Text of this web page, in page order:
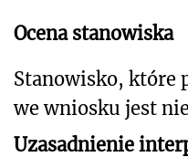
Ocena stanowiska
Stanowisko, które
we wniosku jest
Uzasadnienie